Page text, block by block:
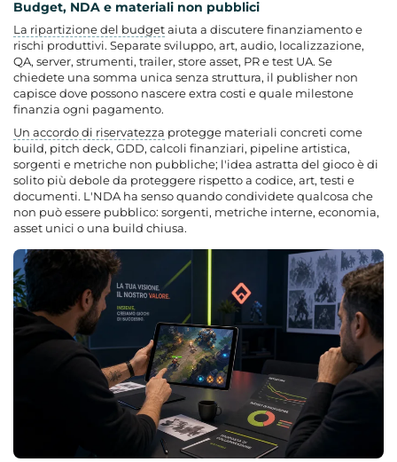
Budget, NDA e materiali non pubblici
La ripartizione del budgetaiuta a discutere finanziamento e
rischi produttivi. Separate sviluppo, art, audio, localizzazione,
QA, server, strumenti, trailer, store asset, PR e test UA. Se
chiedete una somma unica senza struttura, il publisher non
capisce dove possono nascere extra costi e quale milestone
finanzia ogni pagamento.
Un accordo di riservatezza protegge materiali concreti come
build, pitch deck, GDD, calcoli finanziari, pipeline artistica,
sorgenti e metriche non pubbliche; l'idea astratta del gioco è di
solito più debole da proteggere rispetto a codice, art, testi e
documenti. L'NDA ha senso quando condividete qualcosa che
non può essere pubblico: sorgenti, metriche interne, economia,
asset unici o una build chiusa.